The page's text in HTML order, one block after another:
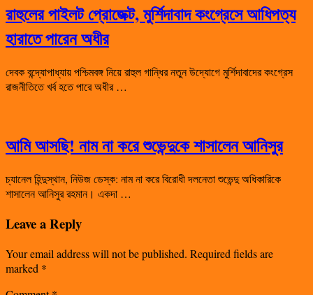
রাহুলের পাইলট প্রোজেক্ট, মুর্শিদাবাদ কংগ্রেসে আধিপত্য
হারাতে পারেন অধীর
দেবক বন্দ্যোপাধ্যায় পশ্চিমবঙ্গ নিয়ে রাহুল গান্ধির নতুন উদ্যোগে মুর্শিদাবাদের কংগ্রেস
রাজনীতিতে খর্ব হতে পারে অধীর …
আমি আসছি! নাম না করে শুভেন্দুকে শাসালেন আনিসুর
চ্যানেল হিন্দুস্থান, নিউজ ডেস্ক: নাম না করে বিরোধী দলনেতা শুভেন্দু অধিকারিকে
শাসালেন আনিসুর রহমান। একদা …
Leave a Reply
Your email address will not be published. Required fields are
marked *